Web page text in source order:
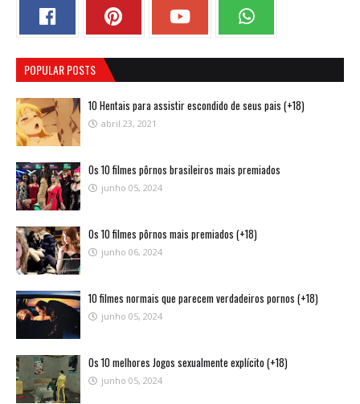
POPULAR POSTS
10 Hentais para assistir escondido de seus pais (+18)
abril 23, 2021
Os 10 filmes pôrnos brasileiros mais premiados
junho 05, 2024
Os 10 filmes pôrnos mais premiados (+18)
junho 06, 2024
10 filmes normais que parecem verdadeiros pornos (+18)
junho 05, 2024
Os 10 melhores Jogos sexualmente explícito (+18)
junho 05, 2024